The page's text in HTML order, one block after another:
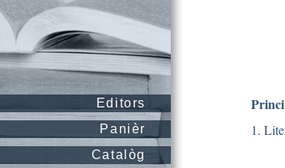
Editors
Panièr
Catalòg
1.